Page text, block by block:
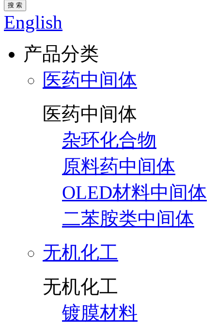
搜 索
English
产品分类
医药中间体
医药中间体
杂环化合物
原料药中间体
OLED材料中间体
二苯胺类中间体
无机化工
无机化工
镀膜材料